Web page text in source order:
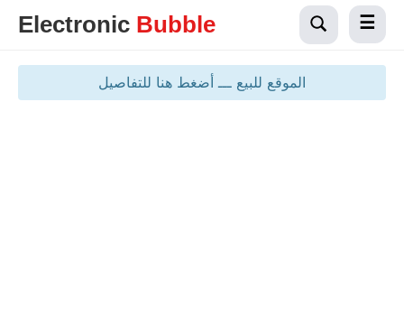
Electronic Bubble
الموقع للبيع ـــ أضغط هنا للتفاصيل